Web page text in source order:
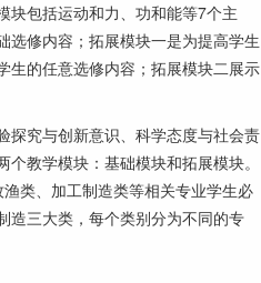
块包括运动和力、功和能等7个主
选修内容；拓展模块一是为提高学生
生的任意选修内容；拓展模块二展示
究与创新意识、科学态度与社会责
教学模块：基础模块和拓展模块。
类、加工制造类等相关专业学生必
造三大类，每个类别分为不同的专